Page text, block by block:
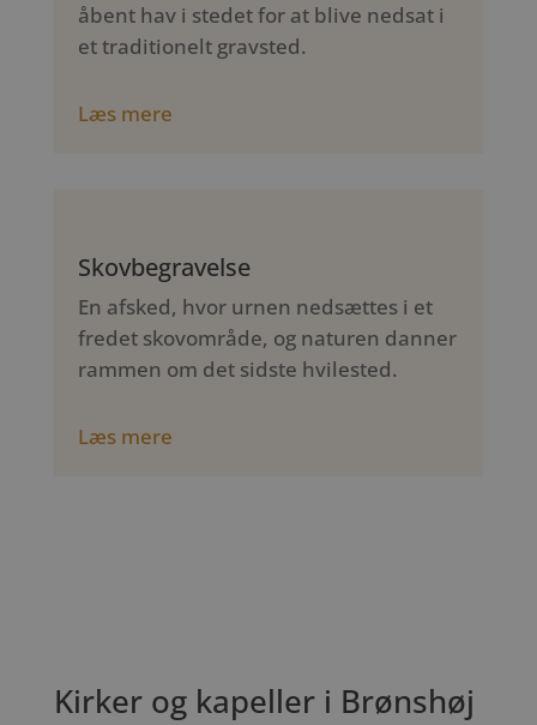
åbent hav i stedet for at blive nedsat i
et traditionelt gravsted.
Læs mere
Skovbegravelse
En afsked, hvor urnen nedsættes i et
fredet skovområde, og naturen danner
rammen om det sidste hvilested.
Læs mere
Kirker og kapeller i Brønshøj